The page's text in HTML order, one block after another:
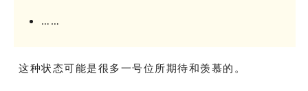
……
这种状态可能是很多一号位所期待和羡慕的。